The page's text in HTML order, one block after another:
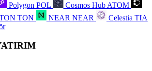
Polygon POL Cosmos Hub ATOM
TON NEAR NEAR Celestia TIA